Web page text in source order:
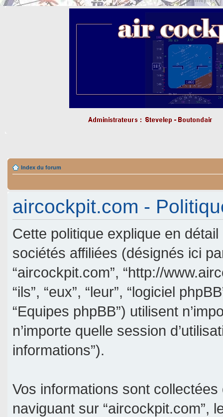
Index du forum
aircockpit.com -
Cette politique explique en
sociétés affiliées (désignés ici
“aircockpit.com”, “http://
“ils”, “eux”, “leur”, “logiciel
“Equipes phpBB”) utilisent
n’importe quelle session
informations”).
Vos informations sont
naviguant sur “aircockpit.com”,